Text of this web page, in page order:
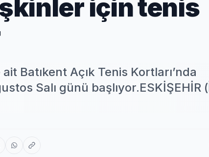
için tenis
Batıkent Açık Tenis Kortları’nda
Salı günü başlıyor.ESKİŞEHİR